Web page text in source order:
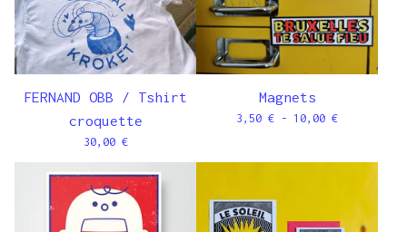
FERNAND OBB / Tshirt
croquette
30,00 €
Magnets
3,50 € - 10,00 €